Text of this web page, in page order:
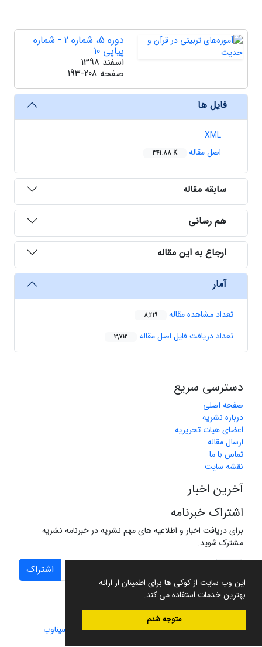
این وب سایت از کوکی ها برای اطمینان از ارائه
بهترین خدمات استفاده می کند.
متوجه شدم
دوره 5، شماره 2 - شماره
پیاپی 10
اسفند 1398
صفحه 193-208
فایل ها
XML
اصل مقاله
341.88 K
سابقه مقاله
هم رسانی
ارجاع به این مقاله
آمار
تعداد مشاهده مقاله 8,219
تعداد دریافت فایل اصل مقاله 3,712
دسترسی سریع
صفحه اصلی
درباره نشریه
اعضای هیات تحریریه
ارسال مقاله
تماس با ما
نقشه سایت
آخرین اخبار
اشتراک خبرنامه
برای دریافت اخبار و اطلاعیه های مهم نشریه در خبرنامه نشریه
مشترک شوید.
اشتراک
سامانه مدیریت نشریات علمی.طراحی و پیاده سازی از سیناوب